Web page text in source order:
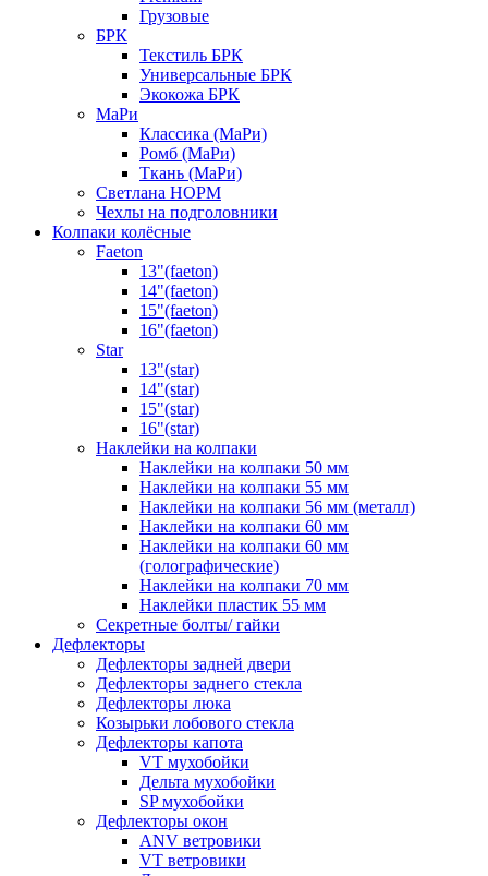
Грузовые
БРК
Текстиль БРК
Универсальные БРК
Экокожа БРК
МаРи
Классика (МаРи)
Ромб (МаРи)
Ткань (МаРи)
Светлана НОРМ
Чехлы на подголовники
Колпаки колёсные
Faeton
13"(faeton)
14"(faeton)
15"(faeton)
16"(faeton)
Star
13"(star)
14"(star)
15"(star)
16"(star)
Наклейки на колпаки
Наклейки на колпаки 50 мм
Наклейки на колпаки 55 мм
Наклейки на колпаки 56 мм (металл)
Наклейки на колпаки 60 мм
Наклейки на колпаки 60 мм
(голографические)
Наклейки на колпаки 70 мм
Наклейки пластик 55 мм
Секретные болты/ гайки
Дефлекторы
Дефлекторы задней двери
Дефлекторы заднего стекла
Дефлекторы люка
Козырьки лобового стекла
Дефлекторы капота
VT мухобойки
Дельта мухобойки
SP мухобойки
Дефлекторы окон
ANV ветровики
VT ветровики